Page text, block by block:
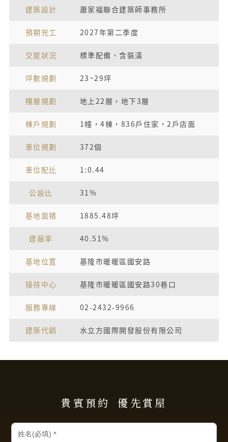
建築設計 蕭家福聯合建築師事務所
預期完工 2027年第二季度
交屋狀況 標準配備、含裝潢
坪數規劃 23~29坪
樓層規劃 地上22層，地下3層
棟戶規劃 1幢，4棟，836戶住家，2戶店面
車位規劃 372個
車位配比 1:0.44
公設比 31%
基地面積 1885.48坪
建蔽率 40.51%
基地位置 基隆市暖暖區國安路
接待中心 基隆市暖暖區國安路30巷口
服務專線 02-2432-9966
建築代銷 水立方國際開發股份有限公司
貴賓預約 優先賞屋